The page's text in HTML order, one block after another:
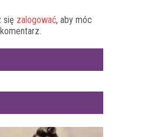
się zalogować, aby móc